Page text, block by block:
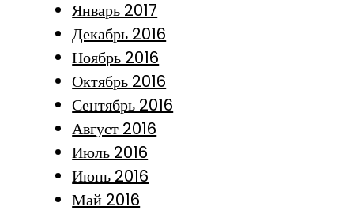
Январь 2017
Декабрь 2016
Ноябрь 2016
Октябрь 2016
Сентябрь 2016
Август 2016
Июль 2016
Июнь 2016
Май 2016